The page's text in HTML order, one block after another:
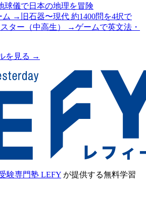
球儀で日本の地理を冒険
ム → 旧石器〜現代 約1400問を4択で
ター（中高生）
→ゲームで英文法・
を見る →
験専門塾 LEFY が提供する無料学習